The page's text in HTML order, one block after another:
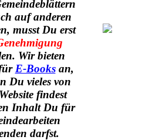
auf anderen
musst Du erst
Wir bieten
E-Booksan,
Du vieles von
findest
Inhalt Du für
darfst.